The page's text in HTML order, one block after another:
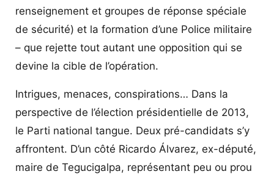
renseignement et groupes de réponse spéciale
de sécurité) et la formation d’une Police militaire
– que rejette tout autant une opposition qui se
devine la cible de l’opération.
Intrigues, menaces, conspirations… Dans la
perspective de l’élection présidentielle de 2013,
le Parti national tangue. Deux pré-candidats s’y
affrontent. D’un côté Ricardo Álvarez, ex-député,
maire de Tegucigalpa, représentant peu ou prou